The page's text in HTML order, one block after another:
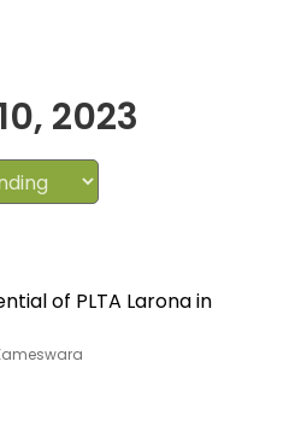
2023
of PLTA Larona in